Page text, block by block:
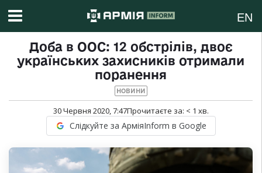
EN
Доба в ООС: 12 обстрілів, двоє
українських захисників отримали
поранення
НОВИНИ
30 Червня 2020, 7:47Прочитаєте за: < 1 хв.
Слідкуйте за АрміяInform в Google